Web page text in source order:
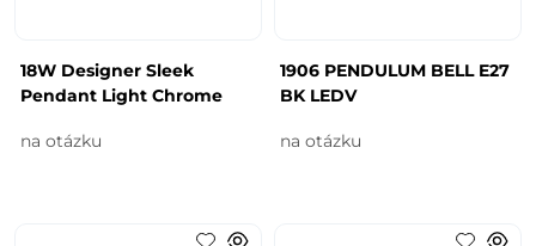
18W Designer Sleek
Pendant Light Chrome
na otázku
1906 PENDULUM BELL E27
BK LEDV
na otázku